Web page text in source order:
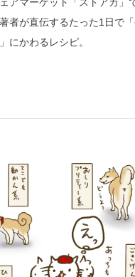
者が直伝するたった1日で
にかわるレシピ。